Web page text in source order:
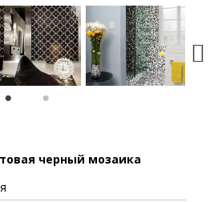
черный мозаика